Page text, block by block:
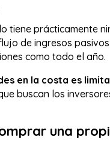
tiene prácticamente
de ingresos
como todo el año.
en la costa es
buscan los
una